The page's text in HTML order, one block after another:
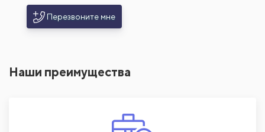
Перезвоните мне
Наши преимущества